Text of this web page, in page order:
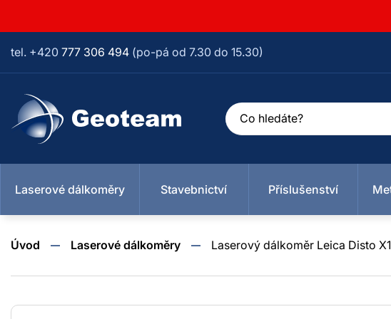
tel. +420 777 306 494 (po-pá od 7.30 do 15.30)
Laserové dálkoměry Stavebnictví
Stavebnictví
Příslušenství
Příslušenství
Metry, pásma, kolečka
Měření veličin
Ostatní
Geodézie
Úvod Laserové dálkoměry Laserový dálkoměr Leica Disto